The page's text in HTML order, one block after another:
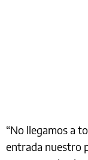
“No llegamos a
entrada nuestro